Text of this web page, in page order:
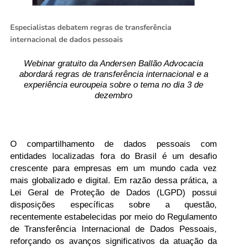
Especialistas debatem regras de transferência
internacional de dados pessoais
Webinar gratuito da Andersen Ballão Advocacia
abordará regras de transferência internacional e a
experiência euroupeia sobre o tema no dia 3 de
dezembro
O compartilhamento de dados pessoais com
entidades localizadas fora do Brasil é um desafio
crescente para empresas em um mundo cada vez
mais globalizado e digital. Em razão dessa prática, a
Lei Geral de Proteção de Dados (LGPD) possui
disposições específicas sobre a questão,
recentemente estabelecidas por meio do Regulamento
de Transferência Internacional de Dados Pessoais,
reforçando os avanços significativos da atuação da